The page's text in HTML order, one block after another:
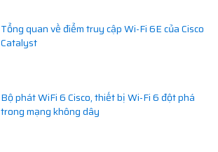
Tổng quan về điểm truy cập Wi-Fi 6E của Cisco
Catalyst
Bộ phát WiFi 6 Cisco, thiết bị Wi-Fi 6 đột phá
trong mạng không dây